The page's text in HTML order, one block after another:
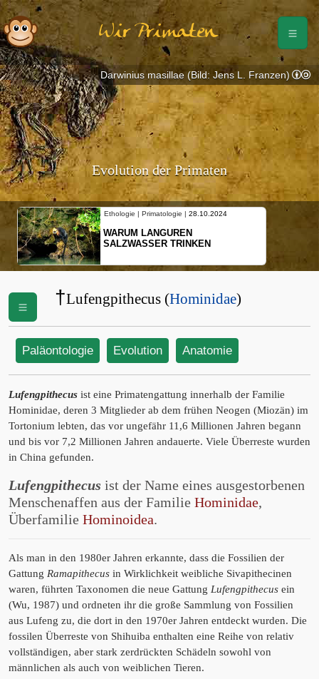
Wir Primaten
Evolution der Primaten
Ethologie |
Ethologie | Primatologie |28.10.2024
WARUM LANGUREN
SALZWASSER TRINKEN
Darwinius masillae (Bild: Jens L. Franzen)
†Lufengpithecus (Hominidae)
Paläontologie Evolution Anatomie
Lufengpithecus ist eine Primatengattung innerhalb der Familie
Hominidae, deren 3 Mitglieder ab dem frühen Neogen (Miozän) im
Tortonium lebten, das vor ungefähr 11,6 Millionen Jahren begann
und bis vor 7,2 Millionen Jahren andauerte. Viele Überreste wurden
in China gefunden.
Lufengpithecus ist der Name eines ausgestorbenen
Menschenaffen aus der Familie Hominidae,
Überfamilie Hominoidea.
Als man in den 1980er Jahren erkannte, dass die Fossilien der
Gattung Ramapithecus in Wirklichkeit weibliche Sivapithecinen
waren, führten Taxonomen die neue Gattung Lufengpithecus ein
(Wu, 1987) und ordneten ihr die große Sammlung von Fossilien
aus Lufeng zu, die dort in den 1970er Jahren entdeckt wurden. Die
fossilen Überreste von Shihuiba enthalten eine Reihe von relativ
vollständigen, aber stark zerdrückten Schädeln sowohl von
männlichen als auch von weiblichen Tieren.